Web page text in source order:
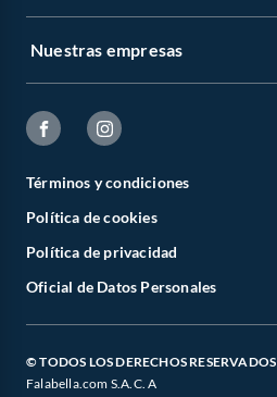
Nuestras empresas
Términos y condiciones
Política de cookies
Política de privacidad
Oficial de Datos Personales
© TODOS LOS DERECHOS RESERVADOS
Falabella.com S.A.C. A